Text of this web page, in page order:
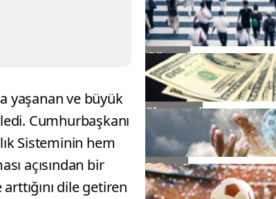
yaşanan ve büyük
Cumhurbaşkanı
Sisteminin hem
açısından bir
dile getiren
Güncel
Ekonomi
Dünya